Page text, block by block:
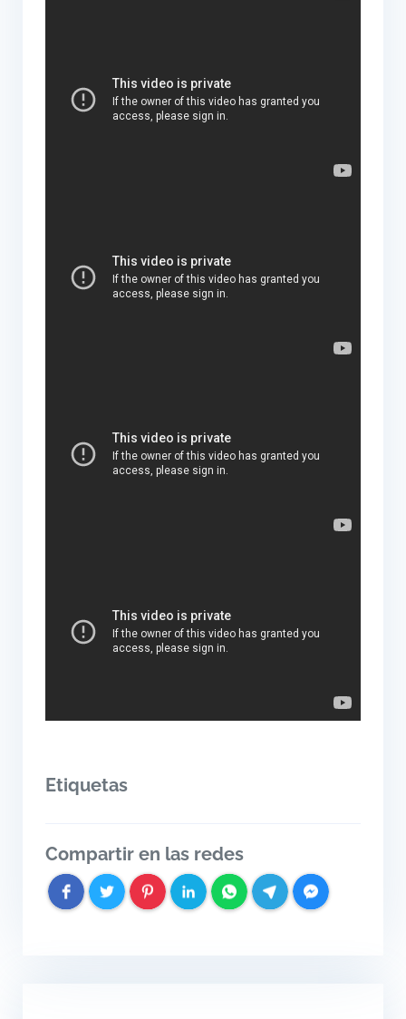
Etiquetas
Compartir en las redes